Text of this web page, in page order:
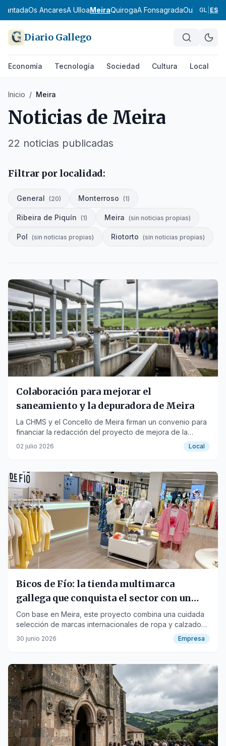
Os AncaresA UlloaMeiraQuirogaA FonsagradaOurenseO
GL ES
Diario Gallego
Economía Tecnología Sociedad Cultura Local
Inicio / Meira
Noticias de Meira
22 noticias publicadas
Filtrar por localidad:
General (20) Monterroso (1)
Ribeira de Piquín (1) Meira (sin noticias propias)
Pol (sin noticias propias) Riotorto (sin noticias propias)
Colaboración para mejorar el
saneamiento y la depuradora de Meira
La CHMS y el Concello de Meira firman un convenio para
financiar la redacción del proyecto de mejora de la
depuradora, clave para la ampliación del polígono
industrial.
02 julio 2026 Local
Bicos de Fío: la tienda multimarca
gallega que conquista el sector con un
servicio al cliente real y humano
Con base en Meira, este proyecto combina una cuidada
selección de marcas internacionales de ropa y calzado
con una experiencia de compra online ágil, transparente
y de máxima confianza.
30 junio 2026 Empresa